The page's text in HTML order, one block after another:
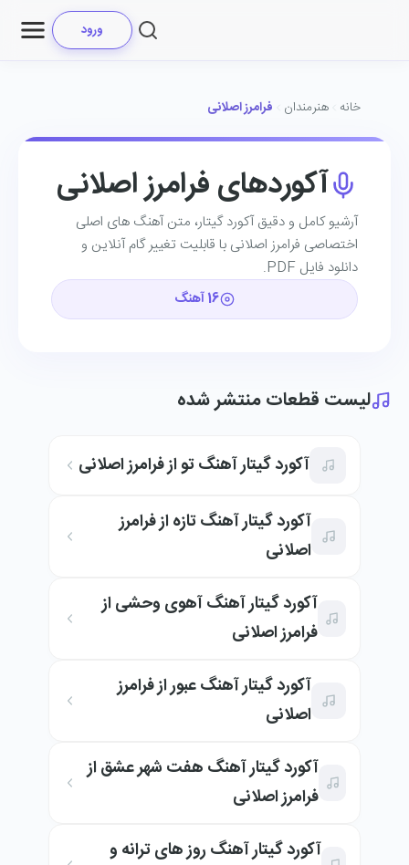
ورود
خانه هنرمندان فرامرز اصلانی
آکوردهای فرامرز اصلانی
آرشیو کامل و دقیق آکورد گیتار، متن آهنگ ‌های اصلی
اختصاصی فرامرز اصلانی با قابلیت تغییر گام آنلاین و
دانلود فایل PDF.
16 آهنگ
لیست قطعات منتشر شده
آکورد گیتار آهنگ تو از فرامرز اصلانی
آکورد گیتار آهنگ تازه از فرامرز
اصلانی
آکورد گیتار آهنگ آهوی وحشی از
فرامرز اصلانی
آکورد گیتار آهنگ عبور از فرامرز
اصلانی
آکورد گیتار آهنگ هفت شهر عشق از
فرامرز اصلانی
آکورد گیتار آهنگ روز های ترانه و